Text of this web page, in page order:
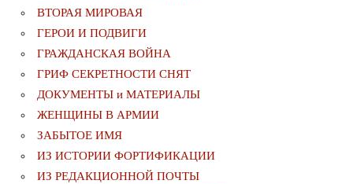
ВТОРАЯ МИРОВАЯ
ГЕРОИ И ПОДВИГИ
ГРАЖДАНСКАЯ ВОЙНА
ГРИФ СЕКРЕТНОСТИ СНЯТ
ДОКУМЕНТЫ и МАТЕРИАЛЫ
ЖЕНЩИНЫ В АРМИИ
ЗАБЫТОЕ ИМЯ
ИЗ ИСТОРИИ ФОРТИФИКАЦИИ
ИЗ РЕДАКЦИОННОЙ ПОЧТЫ